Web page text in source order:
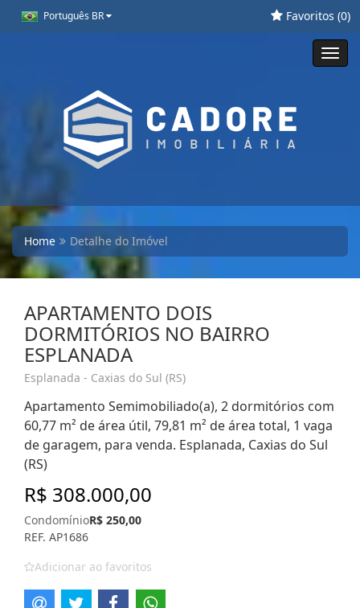
Português BR Favoritos (0)
Home Detalhe do Imóvel
APARTAMENTO DOIS
DORMITÓRIOS NO BAIRRO
ESPLANADA
Esplanada - Caxias do Sul (RS)
Apartamento Semimobiliado(a), 2 dormitórios com
60,77 m² de área útil, 79,81 m² de área total, 1 vaga
de garagem, para venda. Esplanada, Caxias do Sul
(RS)
R$ 308.000,00
CondomínioR$ 250,00
REF. AP1686
Adicionar ao favoritos